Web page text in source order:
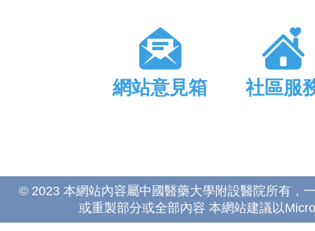
網站意見箱 社區服
© 2023 本網站內容屬中國醫藥大學附設醫院所有，
或重製部分或全部內容 本網站建議以